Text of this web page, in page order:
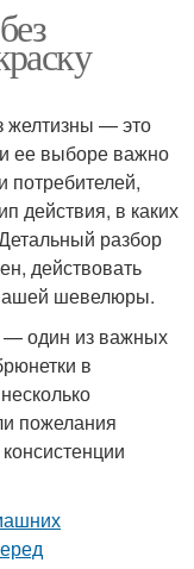
желтизны — это
ее выборе важно
потребителей,
действия, в каких
разбор
действовать
шевелюры.
— один из важных
в
пожелания